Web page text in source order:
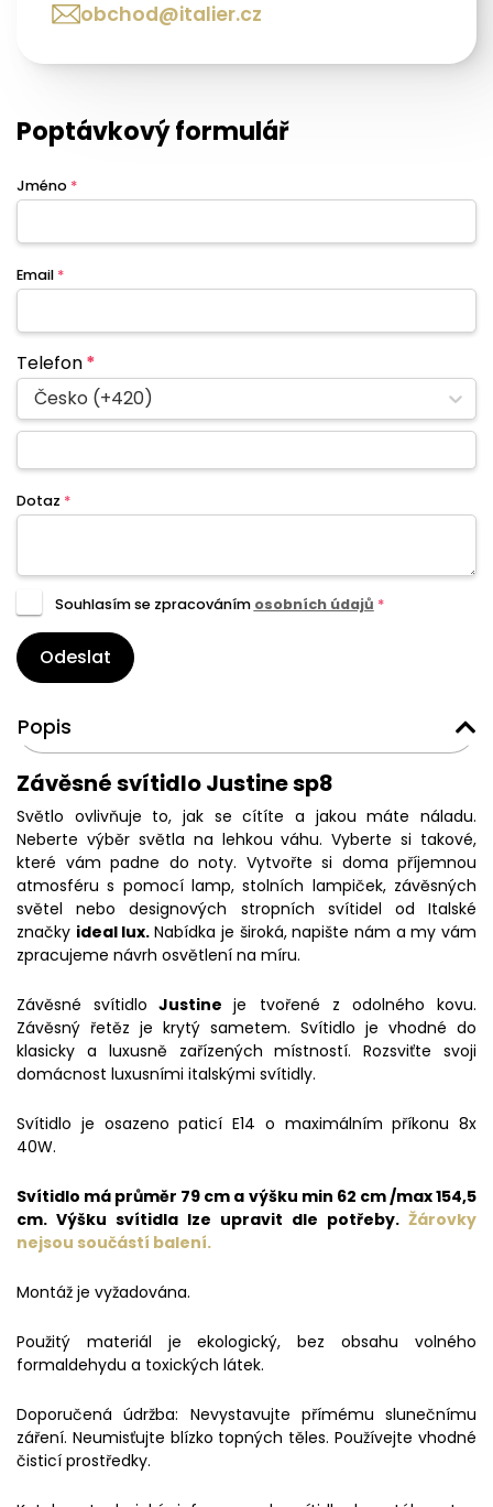
obchod@italier.cz
Poptávkový formulář
Jméno *
Email *
Telefon*
Česko (+420)
Dotaz *
Souhlasím se zpracováním osobních údajů *
Odeslat
Popis
Závěsné svítidlo Justine sp8
Světlo ovlivňuje to, jak se cítíte a jakou máte náladu.
Neberte výběr světla na lehkou váhu. Vyberte si takové,
které vám padne do noty. Vytvořte si doma příjemnou
atmosféru s pomocí lamp, stolních lampiček, závěsných
světel nebo designových stropních svítidel od Italské
značky ideal lux.Nabídka je široká, napište nám a my vám
zpracujeme návrh osvětlení na míru.
Závěsné svítidlo Justineje tvořené z odolného kovu.
Závěsný řetěz je krytý sametem. Svítidlo je vhodné do
klasicky a luxusně zařízených místností. Rozsviťte svoji
domácnost luxusními italskými svítidly.
Svítidlo je osazeno paticí E14 o maximálním příkonu 8x
40W.
Svítidlo má průměr 79 cm a výšku min 62 cm /max 154,5
cm. Výšku svítidla lze upravit dle potřeby. Žárovky
nejsou součástí balení.
Montáž je vyžadována.
Použitý materiál je ekologický, bez obsahu volného
formaldehydu a toxických látek.
Doporučená údržba: Nevystavujte přímému slunečnímu
záření. Neumisťujte blízko topných těles. Používejte vhodné
čisticí prostředky.